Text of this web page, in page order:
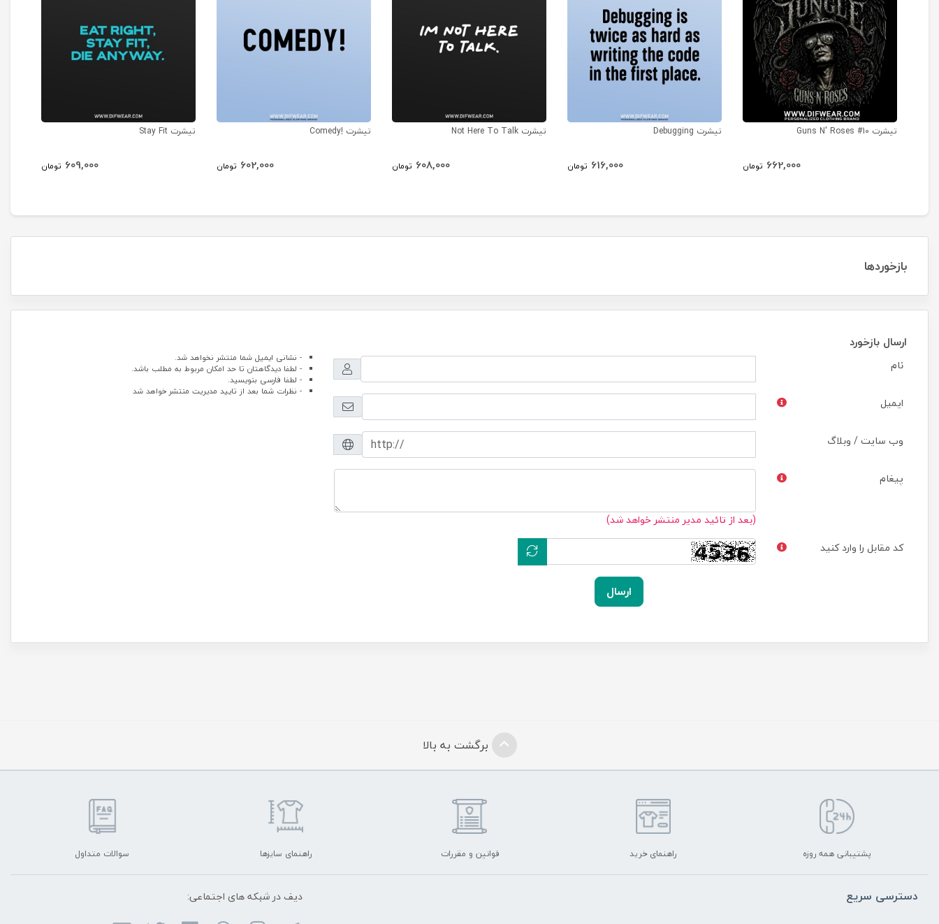
تیشرت Guns N' Roses #10
662,000 تومان
تیشرت Debugging
616,000 تومان
تیشرت Not Here To Talk
608,000 تومان
تیشرت !Comedy
602,000 تومان
تیشرت Stay Fit
609,000 تومان
بازخوردها
ارسال بازخورد
نام
ایمیل
وب سایت / وبلاگ
پیغام
(بعد از تائید مدیر منتشر خواهد شد)
کد مقابل را وارد کنید
ارسال
- نشانی ایمیل شما منتشر نخواهد شد.
- لطفا دیدگاهتان تا حد امکان مربوط به مطلب باشد.
- لطفا فارسی بنویسید.
- نظرات شما بعد از تایید مدیریت منتشر خواهد شد
برگشت به بالا
پشتیبانی همه روزه راهنمای خرید قوانین و مقررات راهنمای سایزها سوالات متداول
دسترسی سریع دیف در شبکه ‌های اجتماعی: